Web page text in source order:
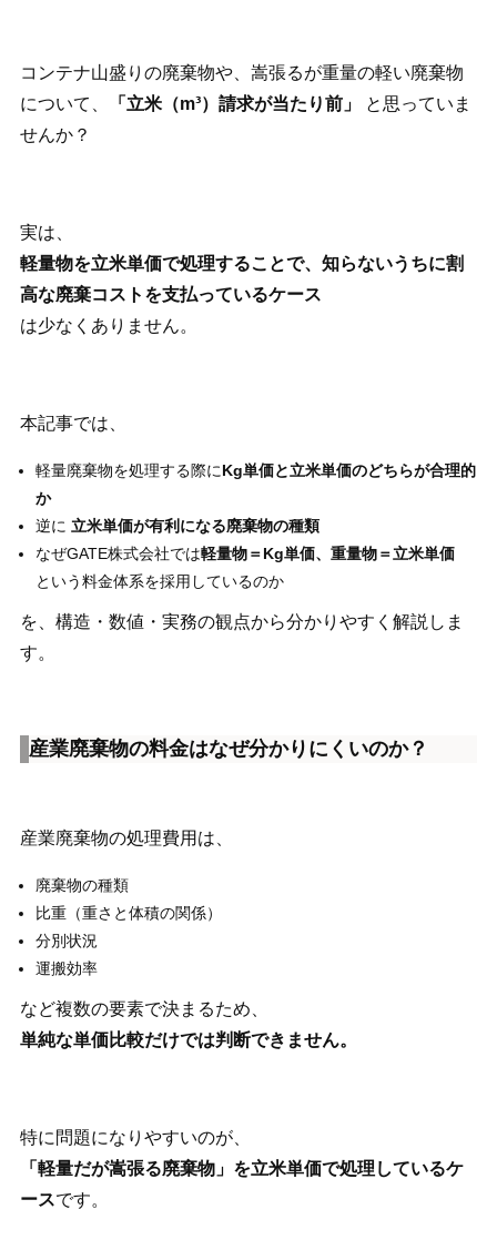
コンテナ山盛りの廃棄物や、嵩張るが重量の軽い廃棄物
について、
「立米（m³）請求が当たり前」
と思っていま
せんか？
実は、
軽量物を立米単価で処理することで、知らないうちに割
高な廃棄コストを支払っているケース
は少なくありません。
本記事では、
軽量廃棄物を処理する際にKg単価と立米単価のどちらが合理的
か
逆に 立米単価が有利になる廃棄物の種類
なぜGATE株式会社では軽量物＝Kg単価、重量物＝立米単価
という料金体系を採用しているのか
を、構造・数値・実務の観点から分かりやすく解説しま
す。
産業廃棄物の料金はなぜ分かりにくいのか？
産業廃棄物の処理費用は、
廃棄物の種類
比重（重さと体積の関係）
分別状況
運搬効率
など複数の要素で決まるため、
単純な単価比較だけでは判断できません。
特に問題になりやすいのが、
「軽量だが嵩張る廃棄物」を立米単価で処理しているケ
ースです。